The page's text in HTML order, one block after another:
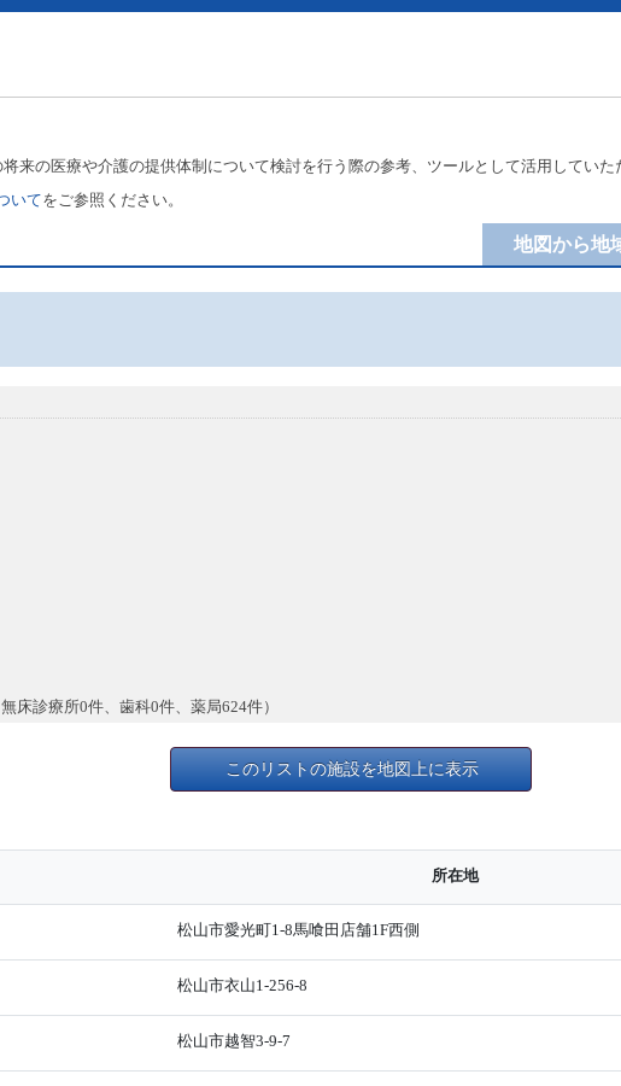
来の医療や介護の提供体制について検討を行う際の参考、ツールとして活用していた
いてをご参照ください。
地図から地
床診療所0件、歯科0件、薬局624件）
このリストの施設を地図上に表示
所在地
松山市愛光町1-8馬喰田店舗1F西側
松山市衣山1-256-8
松山市越智3-9-7